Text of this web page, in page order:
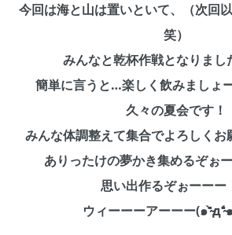
今回は海と山は置いといて、（次回
笑）
みんなと乾杯作戦となりまし
簡単に言うと…楽しく飲みましょ
久々の夏会です！
みんな体調整えて集合でよろしくお
ありったけの夢かき集めるぞぉ
思い出作るぞぉーーー
ウィーーーアーーー(๑⁼̴̀д⁼̴́